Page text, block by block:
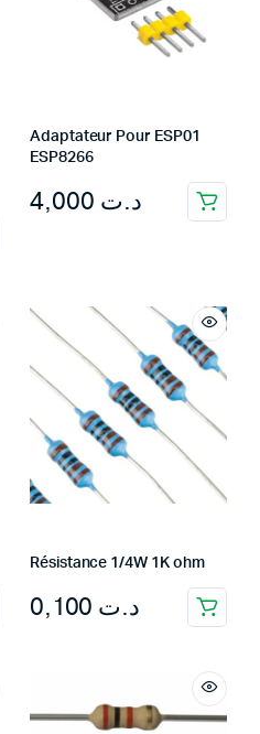
Adaptateur Pour ESP01
ESP8266
د.ت
Résistance 1/4W 1K ohm
د.ت